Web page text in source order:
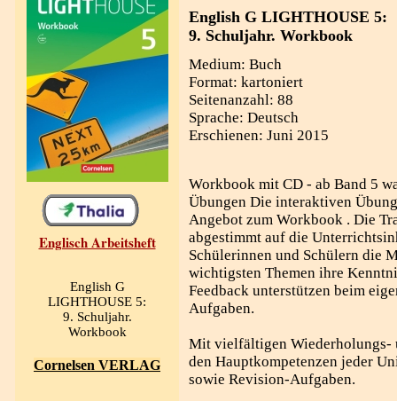
Englisch Arbeitsheft
English G
LIGHTHOUSE 5:
9. Schuljahr.
Workbook
Cornelsen VERLAG
English G LIGHTHOUSE 5:
9. Schuljahr. Workbook
Medium: Buch
Format: kartoniert
Seitenanzahl: 88
Sprache: Deutsch
Erschienen: Juni 2015
Workbook mit CD - ab Band 5
Übungen Die interaktiven
Angebot zum Workbook . Die
abgestimmt auf die
Schülerinnen und Schülern die
wichtigsten Themen ihre
Feedback unterstützen beim
Aufgaben.
Mit vielfältigen Wiederholungs-
den Hauptkompetenzen jeder
sowie Revision-Aufgaben.